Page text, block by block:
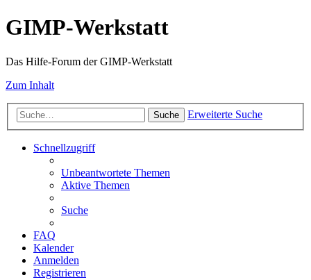
GIMP-Werkstatt
Das Hilfe-Forum der GIMP-Werkstatt
Zum Inhalt
Suche Erweiterte Suche
Schnellzugriff
Unbeantwortete Themen
Aktive Themen
Suche
FAQ
Kalender
Anmelden
Registrieren